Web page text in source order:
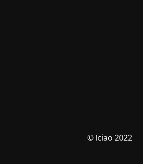
© Iciao 2022